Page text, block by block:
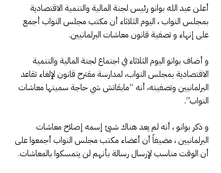
أعلن عبد الله بوانو رئيس لجنة المالية والتنمية الاقتصادية
بمجلس النواب ، اليوم الثلاثاء أن مكتب مجلس النواب أجمع
على إنهاء و تصفية قانون معاشات البرلمانيين.
و أضاف بوانو اليوم الثلاثاء في اجتماع لجنة المالية والتنمية
الاقتصادية بمجلس النواب، لمدارسة مقترح قانون لإلغاء تقاعد
البرلمانيين وتصفيته، أنه “مابقاتش شي حاجة سميتها معاشات
النواب”.
و ذكر بوانو ، أنه لم يعد هناك شيئ إسمه إصلاح معاشات
البرلمانيين ، مضيفاً أن أعضاء مكتب مجلس النواب أجمعوا على
أن الوقت مناسب لإرسال رسالة بأنهم لن يتمسكوا بالمعاشات.